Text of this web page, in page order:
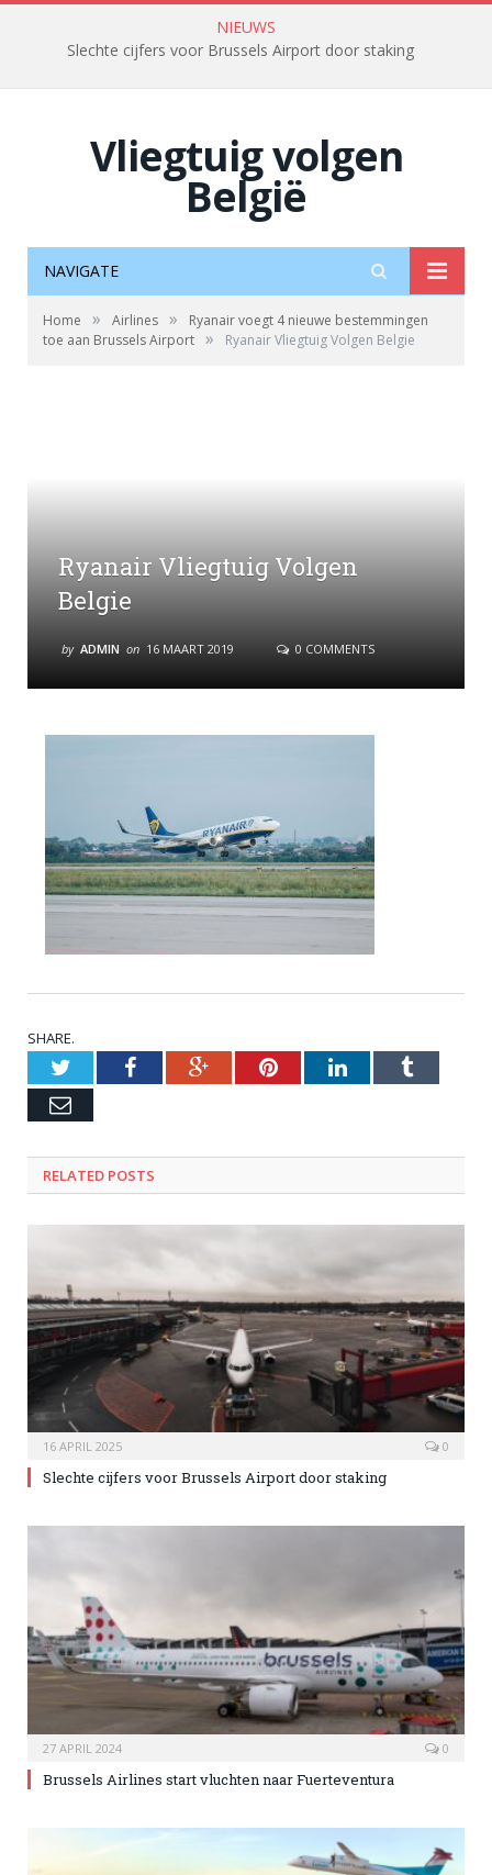
NIEUWS
Slechte cijfers voor Brussels Airport door staking
Vliegtuig volgen
België
NAVIGATE
Home » Airlines »
Ryanair voegt 4 nieuwe bestemmingen
toe aan Brussels Airport » Ryanair Vliegtuig Volgen Belgie
Ryanair Vliegtuig Volgen
Belgie
by ADMIN on 16 MAART 2019 0 COMMENTS
SHARE.
TwitterFacebookGoogle+PinterestLinkedInTumblr
Email
RELATED POSTS
16 APRIL 2025 0
Slechte cijfers voor Brussels Airport door staking
27 APRIL 2024 0
Brussels Airlines start vluchten naar Fuerteventura